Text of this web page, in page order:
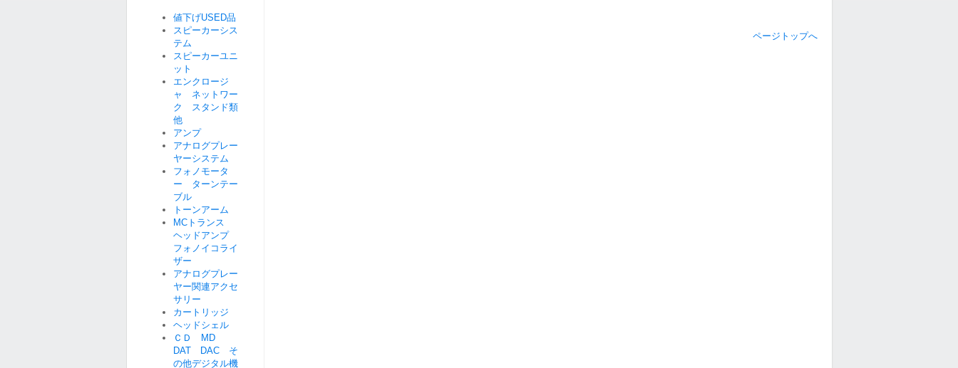
ページトップへ
値下げUSED品
スピーカーシス
テム
スピーカーユニ
ット
エンクロージ
ャ ネットワー
ク スタンド類
他
アンプ
アナログプレー
ヤーシステム
フォノモータ
ー ターンテー
ブル
トーンアーム
MCトランス
ヘッドアンプ
フォノイコライ
ザー
アナログプレー
ヤー関連アクセ
サリー
カートリッジ
ヘッドシェル
ＣＤ MD
DAT DAC そ
の他デジタル機